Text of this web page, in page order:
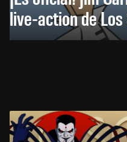
live-action de